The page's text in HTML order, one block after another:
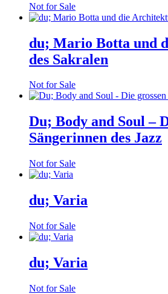
Not for Sale
du; Mario Botta und
des Sakralen
Not for Sale
Du; Body and Soul –
Sängerinnen des Jazz
Not for Sale
du; Varia
Not for Sale
du; Varia
Not for Sale